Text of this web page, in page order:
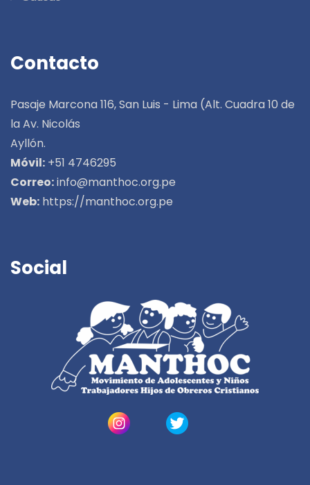
Contacto
Pasaje Marcona 116, San Luis - Lima (Alt. Cuadra 10 de
la Av. Nicolás
Ayllón.
Móvil: +51 4746295
Correo:info@manthoc.org.pe
Web: https://manthoc.org.pe
Social